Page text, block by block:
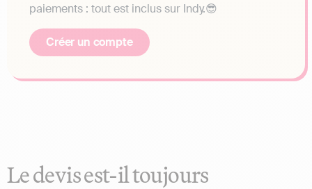
paiements : tout est inclus sur Indy.😎
Créer un compte
Le devis est-il toujours